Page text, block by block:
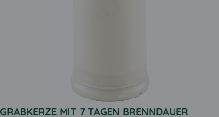
GRABKERZE MIT 7 TAGEN BRENNDAUER